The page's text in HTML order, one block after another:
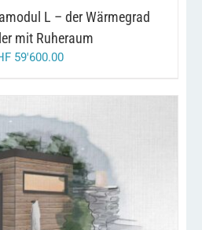
L – der Wärmegrad
mit Ruheraum
59'600.00
/ DETAILS